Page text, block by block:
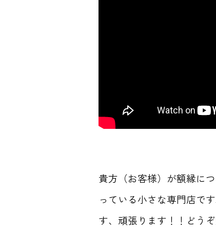
貴方（お客様）が額縁に
っている小さな専門店で
す、頑張ります！！どう